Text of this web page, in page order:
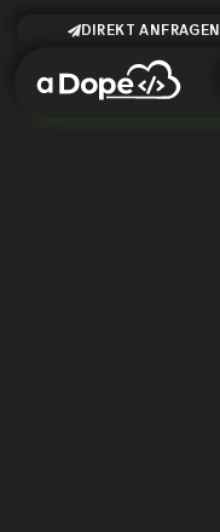
DIREKT ANFRAGEN